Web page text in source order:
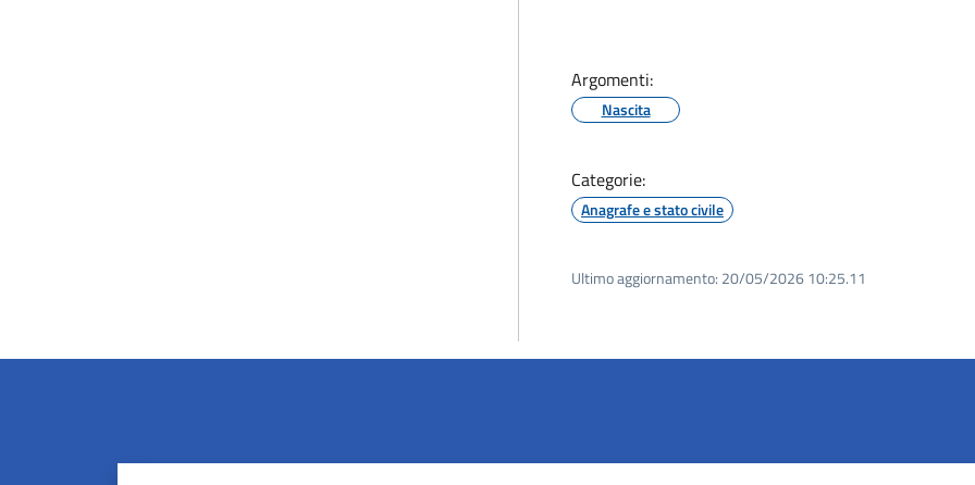
Argomenti:
Nascita
Categorie:
Anagrafe e stato civile
Ultimo aggiornamento: 20/05/2026 10:25.11